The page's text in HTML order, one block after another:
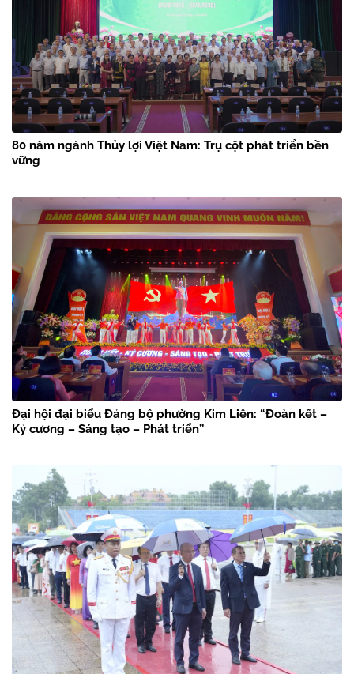
80 năm ngành Thủy lợi Việt Nam: Trụ cột phát triển bền
vững
Đại hội đại biểu Đảng bộ phường Kim Liên: “Đoàn kết –
Kỷ cương – Sáng tạo – Phát triển”